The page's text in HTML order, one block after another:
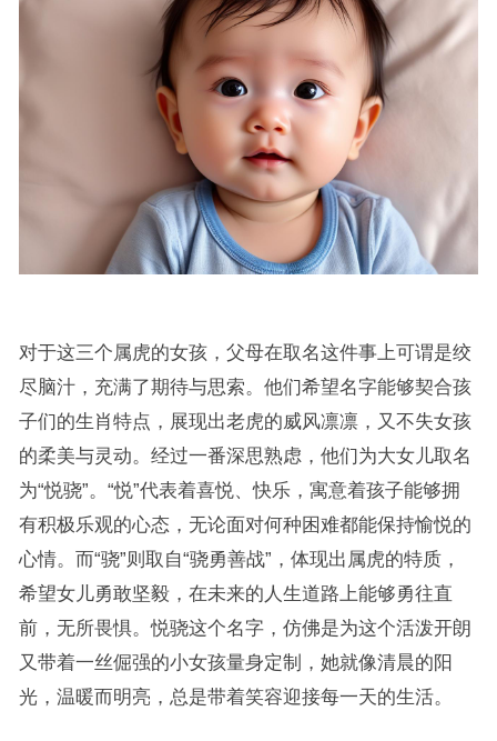
对于这三个属虎的女孩，父母在取名这件事上可谓是绞
尽脑汁，充满了期待与思索。他们希望名字能够契合孩
子们的生肖特点，展现出老虎的威风凛凛，又不失女孩
的柔美与灵动。经过一番深思熟虑，他们为大女儿取名
为“悦骁”。“悦”代表着喜悦、快乐，寓意着孩子能够拥
有积极乐观的心态，无论面对何种困难都能保持愉悦的
心情。而“骁”则取自“骁勇善战”，体现出属虎的特质，
希望女儿勇敢坚毅，在未来的人生道路上能够勇往直
前，无所畏惧。悦骁这个名字，仿佛是为这个活泼开朗
又带着一丝倔强的小女孩量身定制，她就像清晨的阳
光，温暖而明亮，总是带着笑容迎接每一天的生活。